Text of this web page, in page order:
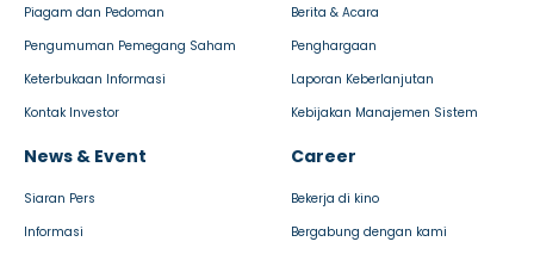
Piagam dan Pedoman
Pengumuman Pemegang Saham
Keterbukaan Informasi
Kontak Investor
Berita & Acara
Penghargaan
Laporan Keberlanjutan
Kebijakan Manajemen Sistem
News & Event
Siaran Pers
Informasi
Career
Bekerja di kino
Bergabung dengan kami